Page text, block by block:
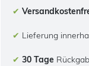
✔
✔ Lieferung
✔ 30 Tage